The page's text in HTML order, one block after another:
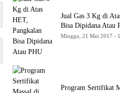
Jual Gas 3 Kg di
Bisa Dipidana Atau
Minggu, 21 Mei 2017 -
Program Sertifikat